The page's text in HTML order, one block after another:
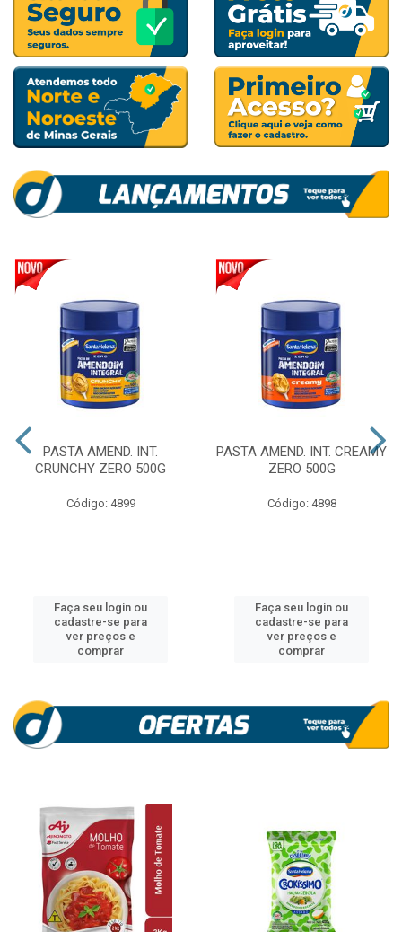
PASTA AMEND. INT.
CRUNCHY ZERO 500G
Código: 4899
Faça seu login ou
cadastre-se para
ver preços e
comprar
PASTA AMEND. INT. CREAMY
ZERO 500G
Código: 4898
Faça seu login ou
cadastre-se para
ver preços e
comprar